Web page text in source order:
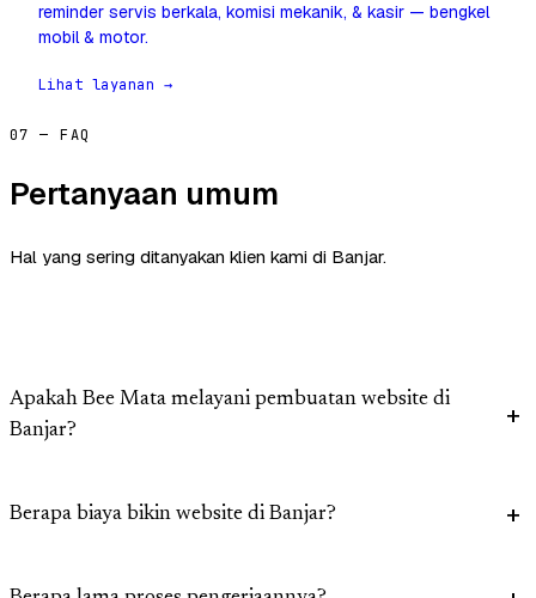
reminder servis berkala, komisi mekanik, & kasir — bengkel
mobil & motor.
Lihat layanan →
07 — FAQ
Pertanyaan umum
Hal yang sering ditanyakan klien kami di Banjar.
Apakah Bee Mata melayani pembuatan website di
Banjar?
Berapa biaya bikin website di Banjar?